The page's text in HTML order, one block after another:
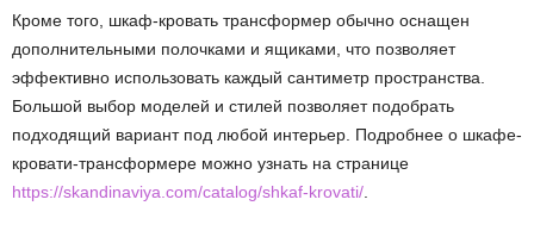
Кроме того, шкаф-кровать трансформер обычно оснащен
дополнительными полочками и ящиками, что позволяет
эффективно использовать каждый сантиметр пространства.
Большой выбор моделей и стилей позволяет подобрать
подходящий вариант под любой интерьер. Подробнее о шкафе-
кровати-трансформере можно узнать на странице
https://skandinaviya.com/catalog/shkaf-krovati/